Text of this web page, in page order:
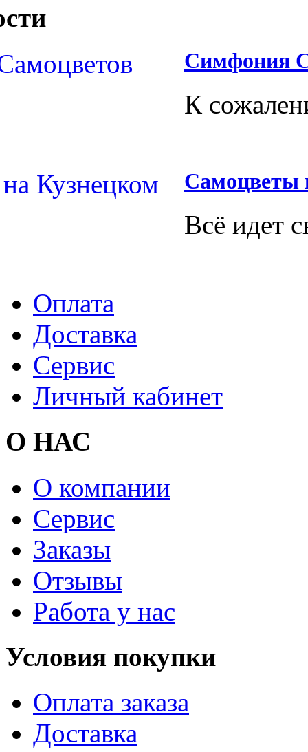
Симфония
К
Самоцветы
Всё идет
Оплата
Доставка
Сервис
Личный кабинет
О НАС
О компании
Сервис
Заказы
Отзывы
Работа у нас
Условия покупки
Оплата заказа
Доставка